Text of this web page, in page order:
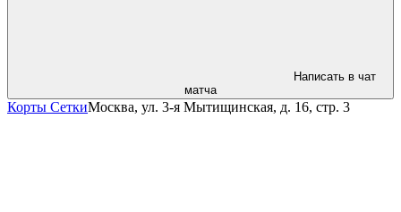
Написать в чат
матча
Корты СеткиМосква, ул. 3-я Мытищинская, д. 16, стр. 3